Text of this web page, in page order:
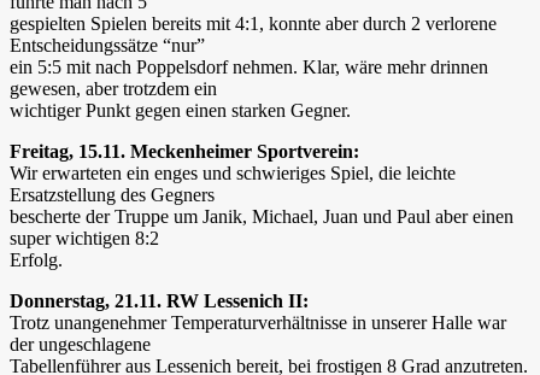
gespielten Spielen bereits mit 4:1, konnte aber durch 2 verlorene
Entscheidungssätze “nur”
ein 5:5 mit nach Poppelsdorf nehmen. Klar, wäre mehr drinnen
gewesen, aber trotzdem ein
wichtiger Punkt gegen einen starken Gegner.
Freitag, 15.11. Meckenheimer Sportverein:
Wir erwarteten ein enges und schwieriges Spiel, die leichte
Ersatzstellung des Gegners
bescherte der Truppe um Janik, Michael, Juan und Paul aber einen
super wichtigen 8:2
Erfolg.
Donnerstag, 21.11. RW Lessenich II:
Trotz unangenehmer Temperaturverhältnisse in unserer Halle war
der ungeschlagene
Tabellenführer aus Lessenich bereit, bei frostigen 8 Grad anzutreten.